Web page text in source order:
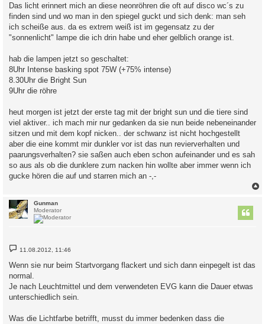
g
Das licht erinnert mich an diese neonröhren die oft auf disco wc´s zu
finden sind und wo man in den spiegel guckt und sich denk: man seh
ich scheiße aus. da es extrem weiß ist im gegensatz zu der
"sonnenlicht" lampe die ich drin habe und eher gelblich orange ist.
hab die lampen jetzt so geschaltet:
8Uhr Intense basking spot 75W (+75% intense)
8.30Uhr die Bright Sun
9Uhr die röhre
heut morgen ist jetzt der erste tag mit der bright sun und die tiere sind
viel aktiver.. ich mach mir nur gedanken da sie nun beide nebeneinander
sitzen und mit dem kopf nicken.. der schwanz ist nicht hochgestellt
aber die eine kommt mir dunkler vor ist das nun revierverhalten und
paarungsverhalten? sie saßen auch eben schon aufeinander und es sah
so aus als ob die dunklere zum nacken hin wollte aber immer wenn ich
gucke hören die auf und starren mich an -,-
Gunman
Moderator
B
t
r
g
11.08.2012, 11:46
Wenn sie nur beim Startvorgang flackert und sich dann einpegelt ist das
normal.
Je nach Leuchtmittel und dem verwendeten EVG kann die Dauer etwas
unterschiedlich sein.
Was die Lichtfarbe betrifft, musst du immer bedenken dass die